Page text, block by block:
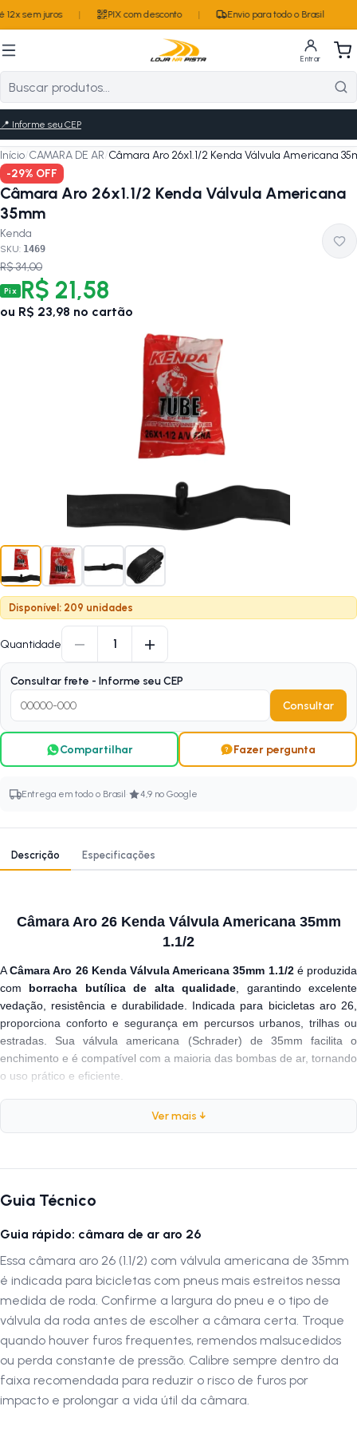
sem juros PIX com desconto Envio para todo o Brasil
Entrar
📍 Informe seu CEP
Início/CAMARA DE AR/Câmara Aro 26x1.1/2 Kenda Válvula Americana
-29% OFF
Câmara Aro 26x1.1/2 Kenda Válvula Americana
35mm
Kenda
SKU: 1469
R$ 34,00
Pix R$ 21,58
ou R$ 23,98 no cartão
Disponível: 209 unidades
Quantidade − 1 +
Consultar frete - Informe seu CEP
Consultar
Compartilhar Fazer pergunta
Entrega em todo o Brasil · 4,9 no Google
Descrição Especificações
Câmara Aro 26 Kenda Válvula Americana 35mm
1.1/2
ACâmara Aro 26 Kenda Válvula Americana 35mm 1.1/2é produzida
com borracha butílica de alta qualidade , garantindo excelente
vedação, resistência e durabilidade. Indicada para bicicletas aro 26,
proporciona conforto e segurança em percursos urbanos, trilhas ou
estradas. Sua válvula americana (Schrader) de 35mm facilita o
enchimento e é compatível com a maioria das bombas de ar, tornando
o uso prático e eficiente.
Composição:Borracha Butílica
Altura do Bico:35mm
Largura da Câmara:1.1/2
Por que escolher a Câmara Kenda
é uma marca reconhecida mundialmente pela qualidade e
confiança de seus produtos. Suas câmaras são desenvolvidas com
foco emresistência, vedação eficiente e durabilidade, oferecendo
desempenho superior em qualquer tipo de terreno. É a escolha ideal
para ciclistas que buscam segurança, conforto e excelente custo-
Ver mais ↓
Guia Técnico
Guia rápido: câmara de ar aro 26
Essa câmara aro 26 (1.1/2) com válvula americana de 35mm
é indicada para bicicletas com pneus mais estreitos nessa
medida de roda. Confirme a largura do pneu e o tipo de
válvula da roda antes de escolher a câmara certa. Troque
quando houver furos frequentes, remendos malsucedidos
ou perda constante de pressão. Calibre sempre dentro da
faixa recomendada para reduzir o risco de furos por
impacto e prolongar a vida útil da câmara.